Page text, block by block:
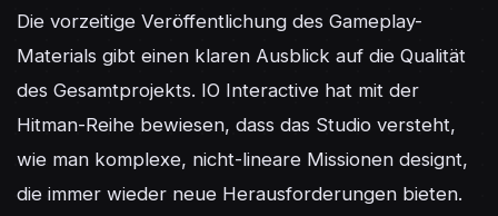
Die vorzeitige Veröffentlichung des Gameplay-
Materials gibt einen klaren Ausblick auf die Qualität
des Gesamtprojekts. IO Interactive hat mit der
Hitman-Reihe bewiesen, dass das Studio versteht,
wie man komplexe, nicht-lineare Missionen designt,
die immer wieder neue Herausforderungen bieten.